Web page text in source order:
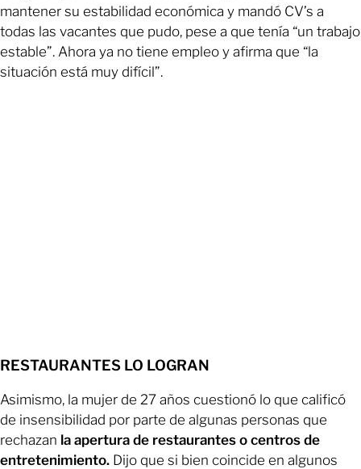
mantener su estabilidad económica y mandó CV’s a
todas las vacantes que pudo, pese a que tenía “un trabajo
estable”. Ahora ya no tiene empleo y afirma que “la
situación está muy difícil”.
RESTAURANTES LO LOGRAN
Asimismo, la mujer de 27 años cuestionó lo que calificó
de insensibilidad por parte de algunas personas que
rechazan la apertura de restaurantes o centros de
entretenimiento. Dijo que si bien coincide en algunos